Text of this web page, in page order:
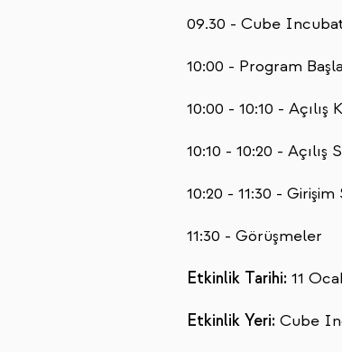
09.30 - Cube
10:00 - Program
10:00 - 10:10 - Açılış
10:10 - 10:20 - Açılış
10:20 - 11:30 - Girişim
11:30 - Görüşmeler
Etkinlik Tarihi: 11
Etkinlik Yeri: Cube